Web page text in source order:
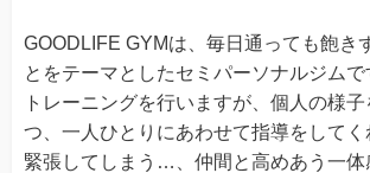
GOODLIFE GYMは、毎日通っても飽き
とをテーマとしたセミパーソナルジム
トレーニングを行いますが、個人の様
つ、一人ひとりにあわせて指導をして
緊張してしまう…、仲間と高めあう一体